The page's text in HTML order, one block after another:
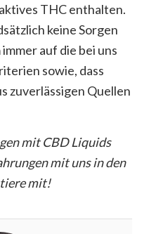
THC enthalten.
keine Sorgen
auf die bei uns
sowie, dass
zuverlässigen Quellen
mit CBD Liquids
mit uns in den
mit!